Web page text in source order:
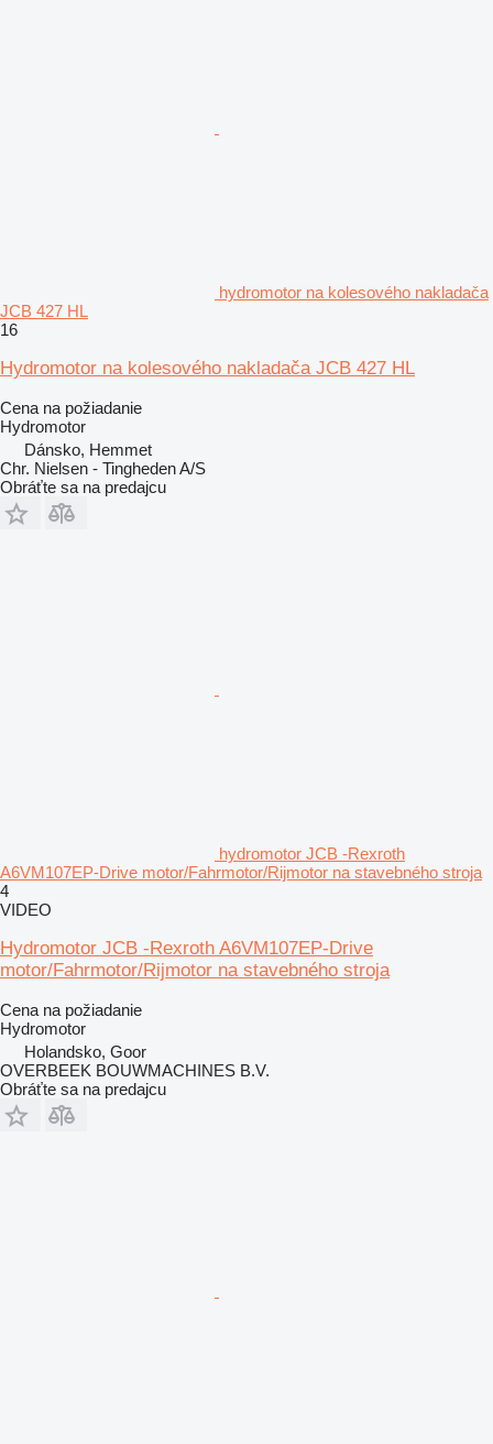
hydromotor na kolesového nakladača
JCB 427 HL
16
Hydromotor na kolesového nakladača JCB 427 HL
Cena na požiadanie
Hydromotor
Dánsko, Hemmet
Chr. Nielsen - Tingheden A/S
Obráťte sa na predajcu
hydromotor JCB -Rexroth
A6VM107EP-Drive motor/Fahrmotor/Rijmotor na stavebného stroja
4
VIDEO
Hydromotor JCB -Rexroth A6VM107EP-Drive
motor/Fahrmotor/Rijmotor na stavebného stroja
Cena na požiadanie
Hydromotor
Holandsko, Goor
OVERBEEK BOUWMACHINES B.V.
Obráťte sa na predajcu